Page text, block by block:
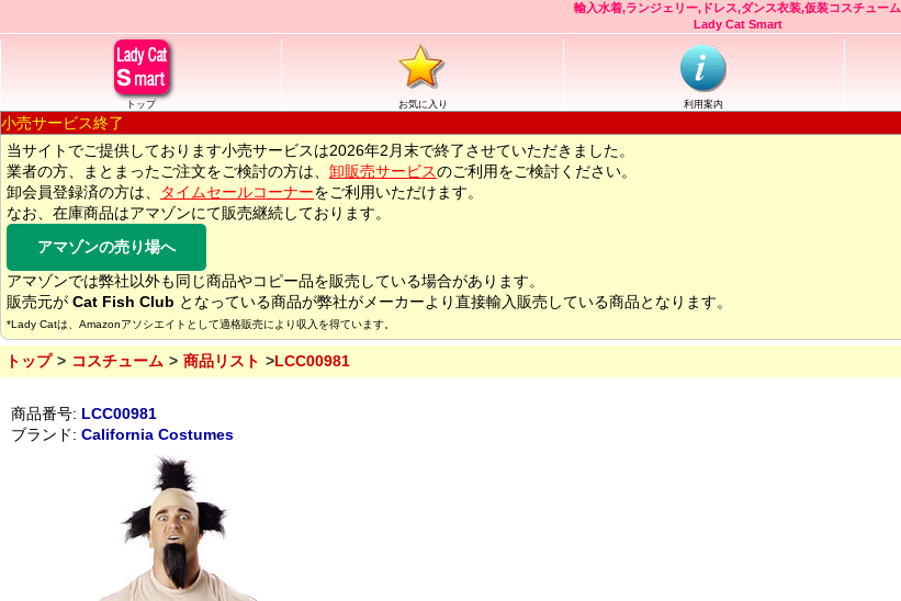
輸入水着,ランジェリー,ドレス,ダンス衣装,仮装コスチューム
Lady Cat Smart
トップ お気に入り 利用案内
小売サービス終了
当サイトでご提供しております小売サービスは2026年2月末で終了させていただきました。
業者の方、まとまったご注文をご検討の方は、 卸販売サービスのご利用をご検討ください。
卸会員登録済の方は、
タイムセールコーナーをご利用いただけます。
なお、在庫商品はアマゾンにて販売継続しております。
アマゾンの売り場へ
アマゾンでは弊社以外も同じ商品やコピー品を販売している場合があります。
販売元が Cat Fish Club となっている商品が弊社がメーカーより直接輸入販売している商品となります。
*Lady Catは、Amazonアソシエイトとして適格販売により収入を得ています。
トップ コスチューム 商品リスト LCC00981
商品番号: LCC00981
ブランド: California Costumes